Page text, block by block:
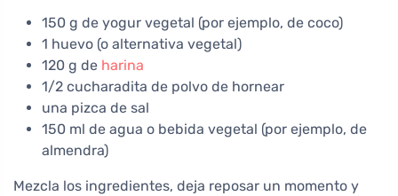
150 g de yogur vegetal (por ejemplo, de coco)
1 huevo (o alternativa vegetal)
120 g de harina
1/2 cucharadita de polvo de hornear
una pizca de sal
150 ml de agua o bebida vegetal (por ejemplo, de
almendra)
Mezcla los ingredientes, deja reposar un momento y